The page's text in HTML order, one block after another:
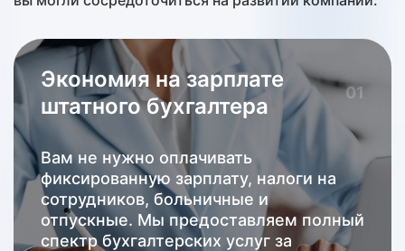
Экономия на зарплате
штатного бухгалтера
Вам не нужно оплачивать
фиксированную зарплату, налоги на
сотрудников, больничные и
отпускные. Мы предоставляем полный
спектр бухгалтерских услуг за
01